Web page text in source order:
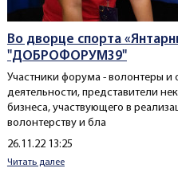
Во дворце спорта
"ДОБРОФОРУМ39"
Участники форума - волонтеры и
деятельности, представители
бизнеса, участвующего в
волонтерству и бла
Создано
26.11.22 13:25
Читать далее